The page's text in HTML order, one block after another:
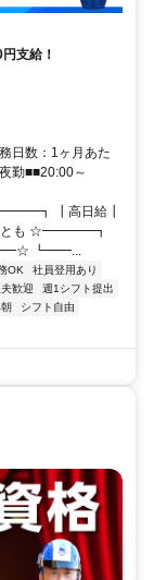
支給！
日数：1ヶ月あた
勤■■20:00～
┃高日給┃
も ☆━━━━┓
┗━━...
OK
社員登用あり
歓迎
週1シフト提出
シフト自由